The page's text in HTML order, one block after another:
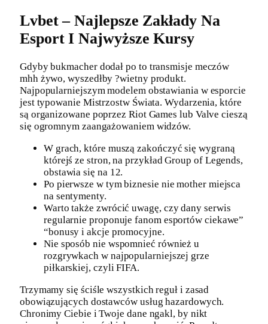
Lvbet – Najlepsze Zakłady Na
Esport I Najwyższe Kursy
Gdyby bukmacher dodał po to transmisje meczów
mhh żywo, wyszedłby ?wietny produkt.
Najpopularniejszym modelem obstawiania w esporcie
jest typowanie Mistrzostw Świata. Wydarzenia, które
są organizowane poprzez Riot Games lub Valve cieszą
się ogromnym zaangażowaniem widzów.
W grach, które muszą zakończyć się wygraną
którejś ze stron, na przykład Group of Legends,
obstawia się na 12.
Po pierwsze w tym biznesie nie mother miejsca
na sentymenty.
Warto także zwrócić uwagę, czy dany serwis
regularnie proponuje fanom esportów ciekawe”
“bonusy i akcje promocyjne.
Nie sposób nie wspomnieć również u
rozgrywkach w najpopularniejszej grze
piłkarskiej, czyli FIFA.
Trzymamy się ściśle wszystkich reguł i zasad
obowiązujących dostawców usług hazardowych.
Chronimy Ciebie i Twoje dane ngakl, by nikt